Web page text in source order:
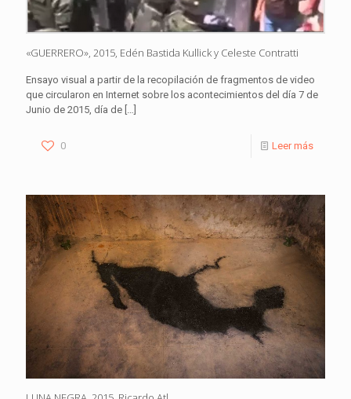
«GUERRERO», 2015, Edén Bastida Kullick y Celeste Contratti
Ensayo visual a partir de la recopilación de fragmentos de video
que circularon en Internet sobre los acontecimientos del día 7 de
Junio de 2015, día de […]
0 Leer más